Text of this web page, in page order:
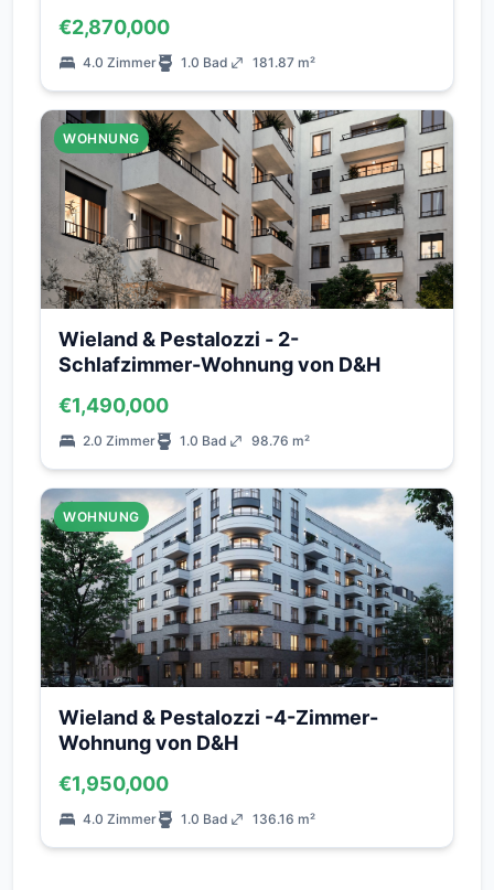
€2,870,000
4.0 Zimmer 1.0 Bad 181.87 m²
WOHNUNG
Wieland & Pestalozzi - 2-
Schlafzimmer-Wohnung von D&H
€1,490,000
2.0 Zimmer 1.0 Bad 98.76 m²
WOHNUNG
Wieland & Pestalozzi -4-Zimmer-
Wohnung von D&H
€1,950,000
4.0 Zimmer 1.0 Bad 136.16 m²